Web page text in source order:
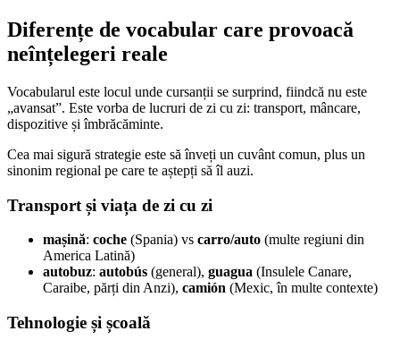
Diferențe de vocabular care provoacă
neînțelegeri reale
Vocabularul este locul unde cursanții se surprind, fiindcă nu este
„avansat”. Este vorba de lucruri de zi cu zi: transport, mâncare,
dispozitive și îmbrăcăminte.
Cea mai sigură strategie este să înveți un cuvânt comun, plus un
sinonim regional pe care te aștepți să îl auzi.
Transport și viața de zi cu zi
mașină: coche (Spania) vs carro/auto (multe regiuni din
America Latină)
autobuz: autobús (general), guagua (Insulele Canare,
Caraibe, părți din Anzi), camión (Mexic, în multe contexte)
Tehnologie și școală